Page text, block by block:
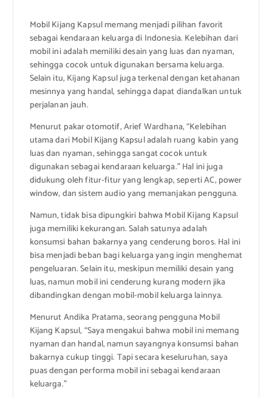
Mobil Kijang Kapsul memang menjadi pilihan favorit
sebagai kendaraan keluarga di Indonesia. Kelebihan dari
mobil ini adalah memiliki desain yang luas dan nyaman,
sehingga cocok untuk digunakan bersama keluarga.
Selain itu, Kijang Kapsul juga terkenal dengan ketahanan
mesinnya yang handal, sehingga dapat diandalkan untuk
perjalanan jauh.
Menurut pakar otomotif, Arief Wardhana, “Kelebihan
utama dari Mobil Kijang Kapsul adalah ruang kabin yang
luas dan nyaman, sehingga sangat cocok untuk
digunakan sebagai kendaraan keluarga.” Hal ini juga
didukung oleh fitur-fitur yang lengkap, seperti AC, power
window, dan sistem audio yang memanjakan pengguna.
Namun, tidak bisa dipungkiri bahwa Mobil Kijang Kapsul
juga memiliki kekurangan. Salah satunya adalah
konsumsi bahan bakarnya yang cenderung boros. Hal ini
bisa menjadi beban bagi keluarga yang ingin menghemat
pengeluaran. Selain itu, meskipun memiliki desain yang
luas, namun mobil ini cenderung kurang modern jika
dibandingkan dengan mobil-mobil keluarga lainnya.
Menurut Andika Pratama, seorang pengguna Mobil
Kijang Kapsul, “Saya mengakui bahwa mobil ini memang
nyaman dan handal, namun sayangnya konsumsi bahan
bakarnya cukup tinggi. Tapi secara keseluruhan, saya
puas dengan performa mobil ini sebagai kendaraan
keluarga.”